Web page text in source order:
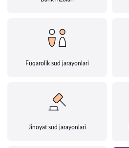
Fuqarolik sud jarayonlari
Jinoyat sud jarayonlari